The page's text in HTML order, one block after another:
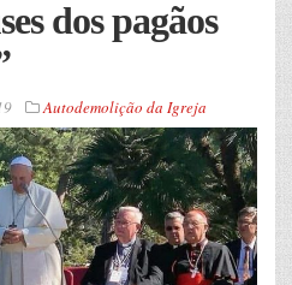
dos pagãos
Autodemolição da Igreja